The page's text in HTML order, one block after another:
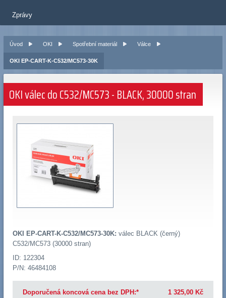
Zprávy
Úvod OKI Spotřební materiál Válce
OKI EP-CART-K-C532/MC573-30K
OKI válec do C532/MC573 - BLACK, 30000 stran
OKI EP-CART-K-C532/MC573-30K: válec BLACK (černý)
C532/MC573 (30000 stran)
ID: 122304
P/N: 46484108
Doporučená koncová cena bez DPH:*
1 325,00 Kč